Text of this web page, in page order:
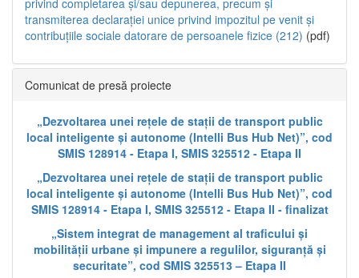
privind completarea și/sau depunerea, precum și
transmiterea declarației unice privind impozitul pe venit și
contribuțiile sociale datorare de persoanele fizice (212) (pdf)
Comunicat de presă proiecte
„Dezvoltarea unei rețele de stații de transport public
local inteligente și autonome (Intelli Bus Hub Net)”, cod
SMIS 128914 - Etapa I, SMIS 325512 - Etapa II
„Dezvoltarea unei rețele de stații de transport public
local inteligente și autonome (Intelli Bus Hub Net)”, cod
SMIS 128914 - Etapa I, SMIS 325512 - Etapa II - finalizat
„Sistem integrat de management al traficului și
mobilității urbane și impunere a regulilor, siguranță și
securitate”, cod SMIS 325513 – Etapa II